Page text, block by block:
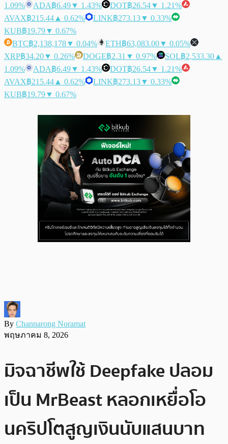
1.09%
ADA฿6.49▼ 1.43% DOT฿26.54▼ 1.21%
AVAX฿215.44 ▲ 0.62% LINK฿273.13▼ 0.33%
KUB฿19.79▼ 0.67%
BTC฿2,138,178▼ 0.04% ETH฿63,083.00▼ 0.05%
XRP฿34.20▼ 0.26% DOGE฿2.31 ▼ 0.97% SOL฿2,533.30 ▲
1.09%
ADA฿6.49▼ 1.43% DOT฿26.54▼ 1.21%
AVAX฿215.44 ▲ 0.62% LINK฿273.13▼ 0.33%
KUB฿19.79▼ 0.67%
By Channarong Noramat
พฤษภาคม 8, 2026
มิจฉาชีพใช้ Deepfake ปลอม
เป็น MrBeast หลอกเหยื่อโอ
นคริปโตสูญเงินนับแสนบาท